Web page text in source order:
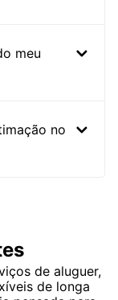
meu
no
de aluguer,
de longa